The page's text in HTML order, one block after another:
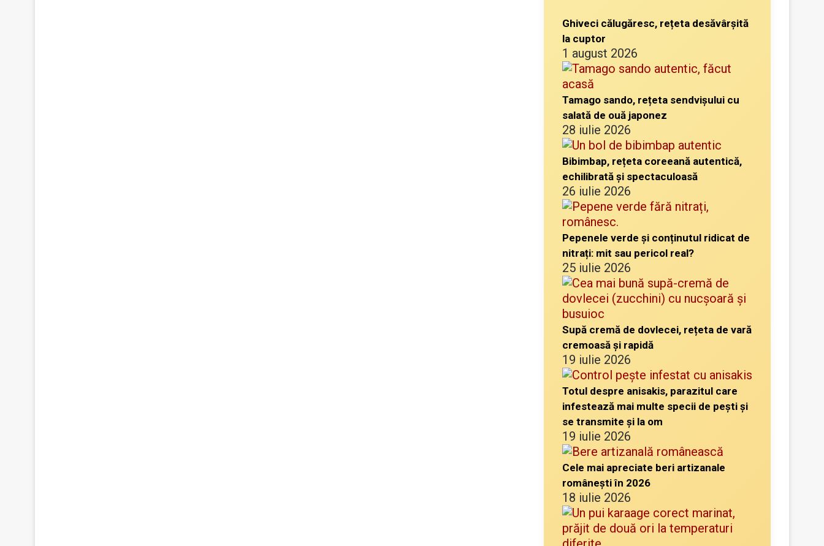
Ghiveci călugăresc, rețeta desăvârșită
la cuptor
1 august 2026
Tamago sando, rețeta sendvișului cu
salată de ouă japonez
28 iulie 2026
Bibimbap, rețeta coreeană autentică,
echilibrată și spectaculoasă
26 iulie 2026
Pepenele verde și conținutul ridicat de
nitrați: mit sau pericol real?
25 iulie 2026
Supă cremă de dovlecei, rețeta de vară
cremoasă și rapidă
19 iulie 2026
Totul despre anisakis, parazitul care
infestează mai multe specii de pești și
se transmite și la om
19 iulie 2026
Cele mai apreciate beri artizanale
românești în 2026
18 iulie 2026